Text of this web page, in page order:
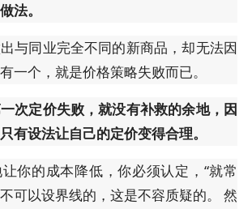
法。
与同业完全不同的新商品，却无法因
一个，就是价格策略失败而已。
次定价失败，就没有补救的余地，因
有设法让自己的定价变得合理。
你的成本降低，你必须认定，“就常
可以设界线的，这是不容质疑的。 然